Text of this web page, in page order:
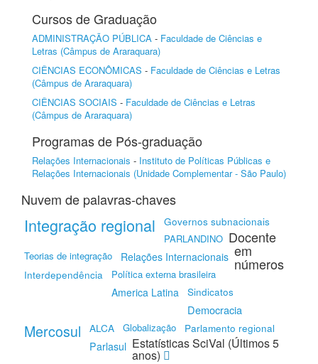
Cursos de Graduação
ADMINISTRAÇÃO PÚBLICA - Faculdade de Ciências e
Letras (Câmpus de Araraquara)
CIÊNCIAS ECONÔMICAS - Faculdade de Ciências e Letras
(Câmpus de Araraquara)
CIÊNCIAS SOCIAIS - Faculdade de Ciências e Letras
(Câmpus de Araraquara)
Programas de Pós-graduação
Relações Internacionais - Instituto de Políticas Públicas e
Relações Internacionais (Unidade Complementar - São Paulo)
Nuvem de palavras-chaves
Integração regional Governos subnacionais
PARLANDINO
Teorias de integração
Relações Internacionais
Interdependência
Política externa brasileira
America Latina Sindicatos
Democracia
Mercosul ALCA Globalização
Parlamento regional
Parlasul
Docente
em
números
Estatísticas SciVal (Últimos 5
anos)